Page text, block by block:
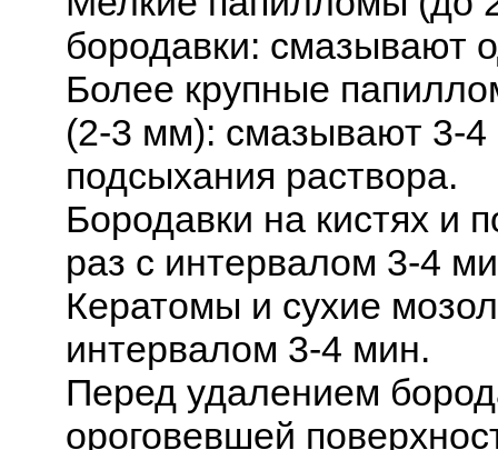
бородавки: смазывают
Более крупные
(2-3 мм): смазывают 3-
подсыхания раствора.
Бородавки на кистях и
раз с интервалом 3-4
Кератомы и сухие
интервалом 3-4 мин.
Перед удалением
ороговевшей